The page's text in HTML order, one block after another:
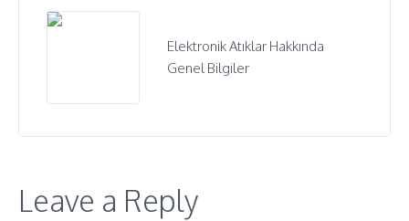
Elektronik Atıklar Hakkında
Genel Bilgiler
Leave a Reply